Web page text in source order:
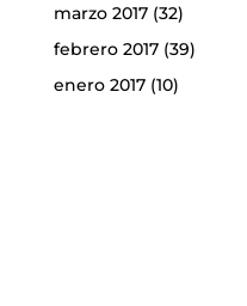
marzo 2017(32)
febrero 2017(39)
enero 2017(10)